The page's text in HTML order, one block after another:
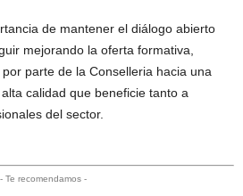
de mantener el diálogo abierto
mejorando la oferta formativa,
parte de la Conselleria hacia una
calidad que beneficie tanto a
del sector.
- Te recomendamos -